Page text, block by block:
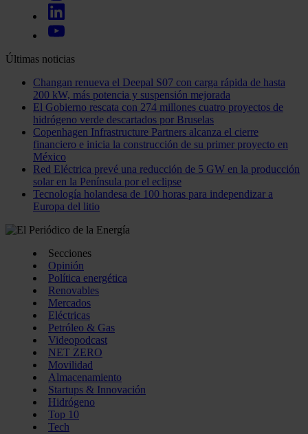
Últimas noticias
Changan renueva el Deepal S07 con carga rápida de hasta
200 kW, más potencia y suspensión mejorada
El Gobierno rescata con 274 millones cuatro proyectos de
hidrógeno verde descartados por Bruselas
Copenhagen Infrastructure Partners alcanza el cierre
financiero e inicia la construcción de su primer proyecto en
México
Red Eléctrica prevé una reducción de 5 GW en la producción
solar en la Península por el eclipse
Tecnología holandesa de 100 horas para independizar a
Europa del litio
Secciones
Opinión
Política energética
Renovables
Mercados
Eléctricas
Petróleo & Gas
Videopodcast
NET ZERO
Movilidad
Almacenamiento
Startups & Innovación
Hidrógeno
Top 10
Tech